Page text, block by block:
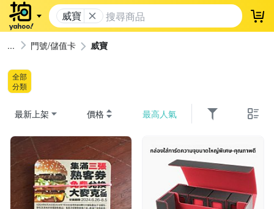
威寶 登
門號/儲值卡 威寶
全部
分類
最新上架 價格 最高人氣